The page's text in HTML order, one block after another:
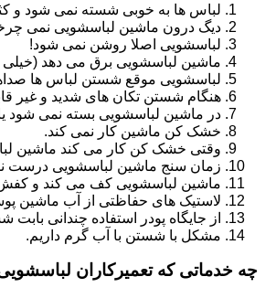
لباس ها به خوبی شسته نمی شود و
دیگ درون ماشین لباسشویی نمی
لباسشویی اصلا روشن نمی شود!
ماشین لباسشویی برق می دهد (خیلی
لباسشویی موقع شستن لباس ها
هنگام شستن تکان های شدید و غیر
در ماشین لباسشویی بسته نمی شود
خشک کن ماشین کار نمی کند.
وقتی خشک کن کار می کند ماشین
زمان سنج ماشین لباسشویی درست
ماشین لباسشویی کف می کند و
لاستیک های حفاظتی از آب ماشین
از جایگاه پودر استفاده چندانی
مشکل با شستن با آب گرم داریم.
چه خدماتی که تعمیرکاران